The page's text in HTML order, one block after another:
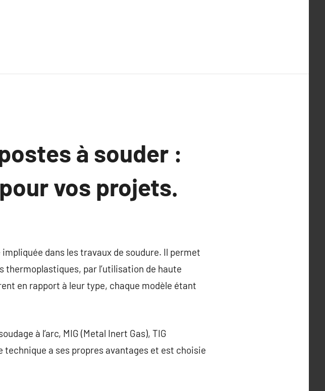
à souder :
vos projets.
dans les travaux de soudure. Il permet
par l’utilisation de haute
en rapport à leur type, chaque modèle étant
à l’arc, MIG (Metal Inert Gas), TIG
technique a ses propres avantages et est choisie